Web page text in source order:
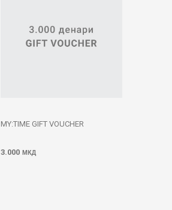
MY:TIME GIFT VOUCHER
3.000 МКД